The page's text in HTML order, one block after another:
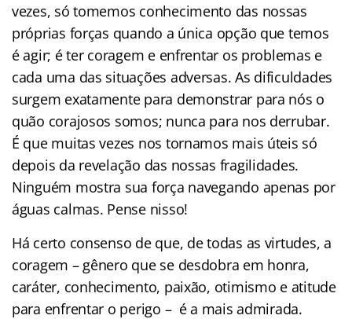
vezes, só tomemos conhecimento das nossas
próprias forças quando a única opção que temos
é agir; é ter coragem e enfrentar os problemas e
cada uma das situações adversas. As dificuldades
surgem exatamente para demonstrar para nós o
quão corajosos somos; nunca para nos derrubar.
É que muitas vezes nos tornamos mais úteis só
depois da revelação das nossas fragilidades.
Ninguém mostra sua força navegando apenas por
águas calmas. Pense nisso!
Há certo consenso de que, de todas as virtudes, a
coragem – gênero que se desdobra em honra,
caráter, conhecimento, paixão, otimismo e atitude
para enfrentar o perigo – é a mais admirada.